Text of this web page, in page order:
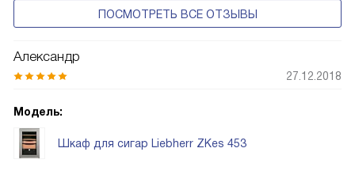
ПОСМОТРЕТЬ ВСЕ ОТЗЫВЫ
Александр
27.12.2018
Модель:
Шкаф для сигар Liebherr ZKes 453